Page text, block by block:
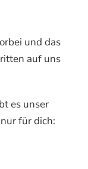
und das
auf uns
es unser
für dich: